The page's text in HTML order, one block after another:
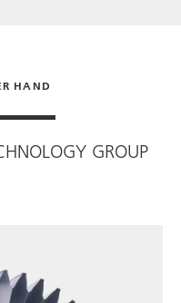
HAND
GROUP